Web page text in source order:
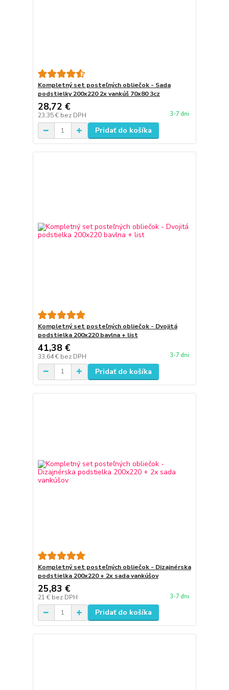
Kompletný set posteľných obliečok - Sada
podstielky 200x220 2x vankúš 70x80 3cz
28,72 €
23,35 € bez DPH 3-7 dni
Pridať do košíka
Kompletný set posteľných obliečok - Dvojitá
podstielka 200x220 bavlna + list
41,38 €
33,64 € bez DPH 3-7 dni
Pridať do košíka
Kompletný set posteľných obliečok - Dizajnérska
podstielka 200x220 + 2x sada vankúšov
25,83 €
21 € bez DPH 3-7 dni
Pridať do košíka